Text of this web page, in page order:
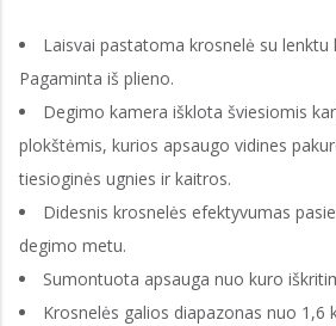
Laisvai pastatoma krosnelė su lenktu
Pagaminta iš plieno.
Degimo kamera išklota šviesiomis
plokštėmis, kurios apsaugo vidines
tiesioginės ugnies ir kaitros.
Didesnis krosnelės efektyvumas
degimo metu.
Sumontuota apsauga nuo kuro
Krosnelės galios diapazonas nuo 1,6